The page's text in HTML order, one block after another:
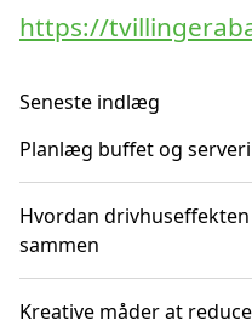
https://
Seneste indlæg
Planlæg buffet og
Hvordan
sammen
Kreative måder at